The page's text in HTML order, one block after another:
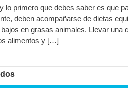
lo primero que debes saber es que
deben acompañarse de dietas
en grasas animales. Llevar una
alimentos y […]